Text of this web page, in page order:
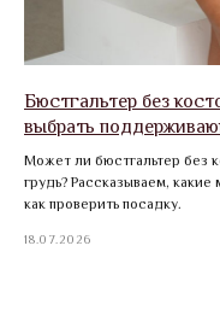
Бюстгальтер без
выбрать
Может ли бюстгальтер без
грудь? Рассказываем,
как проверить посадку.
18.07.2026